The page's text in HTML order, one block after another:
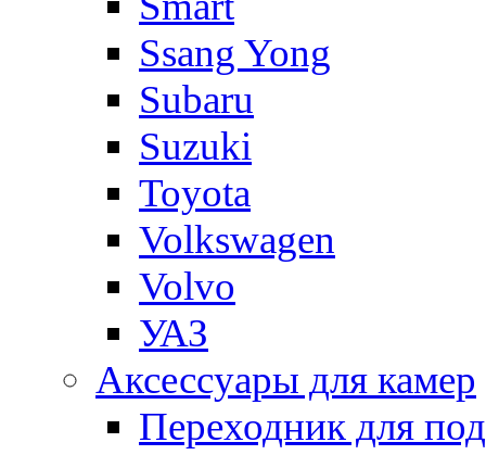
Ssang Yong
Subaru
Suzuki
Toyota
Volkswagen
Volvo
УАЗ
Аксессуары для камер
Переходник для